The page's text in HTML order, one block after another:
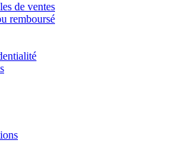
de ventes
remboursé